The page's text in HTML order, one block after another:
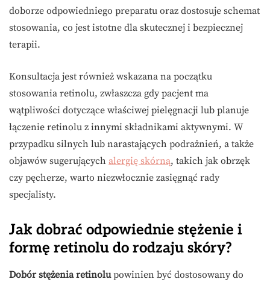
doborze odpowiedniego preparatu oraz dostosuje schemat
stosowania, co jest istotne dla skutecznej i bezpiecznej
terapii.
Konsultacja jest również wskazana na początku
stosowania retinolu, zwłaszcza gdy pacjent ma
wątpliwości dotyczące właściwej pielęgnacji lub planuje
łączenie retinolu z innymi składnikami aktywnymi. W
przypadku silnych lub narastających podrażnień, a także
objawów sugerujących alergię skórną, takich jak obrzęk
czy pęcherze, warto niezwłocznie zasięgnąć rady
specjalisty.
Jak dobrać odpowiednie stężenie i
formę retinolu do rodzaju skóry?
Dobór stężenia retinolupowinien być dostosowany do